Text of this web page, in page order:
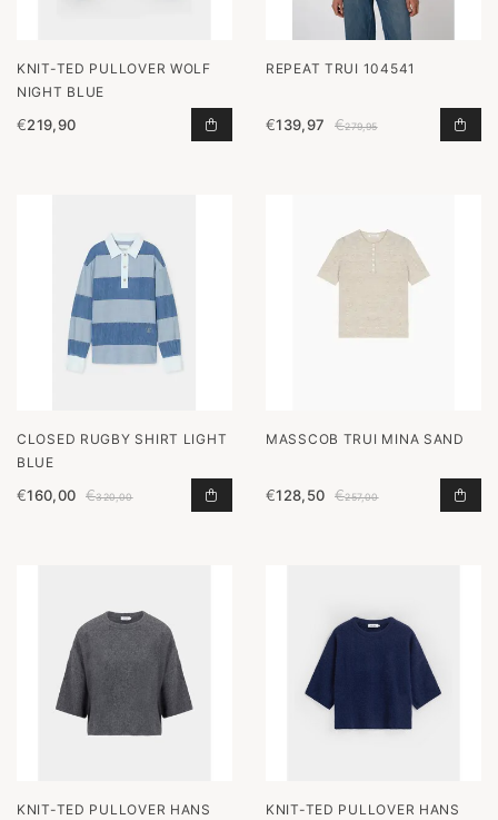
KNIT-TED PULLOVER WOLF
NIGHT BLUE
€219,90 PULLOVER WOLF NIGHT BLUE
REPEAT TRUI 104541
€139,97 €279,95
CLOSED RUGBY SHIRT LIGHT
BLUE
€160,00 €320,00 RUGBY SHIRT LIGHT BLUE
MASSCOB TRUI MINA SAND
€128,50 €257,00
KNIT-TED PULLOVER HANS
KNIT-TED PULLOVER HANS